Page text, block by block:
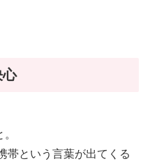
心
帯という言葉が出てくる